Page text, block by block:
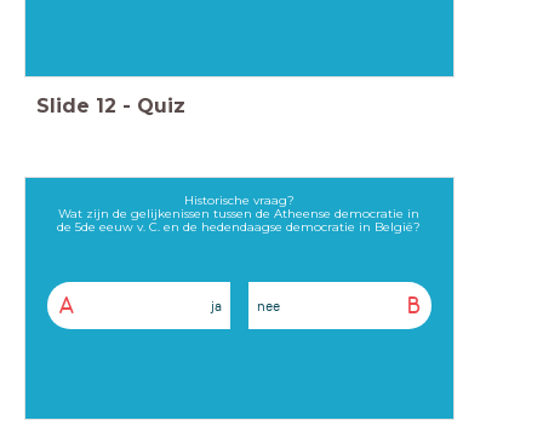
Slide 12 - Quiz
Historische vraag?
Wat zijn de gelijkenissen tussen de Atheense democratie in
de 5de eeuw v. C. en de hedendaagse democratie in België?
A ja B
nee